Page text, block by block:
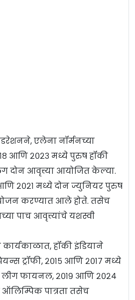
एलेना नॉर्मनच्या
आणि २०२३ मध्ये पुरुष हॉकी
दोन आवृत्त्या आयोजित केल्या.
२०२१ मध्ये दोन ज्युनियर पुरुष
करण्यात आले होते. तसेच
पाच आवृत्त्यांचे यशस्वी
कार्यकाळात, हॉकी इंडियाने
ट्रॉफी, २०१५ आणि २०१७ मध्ये
फायनल, २०१९ आणि २०२४
पात्रता तसेच